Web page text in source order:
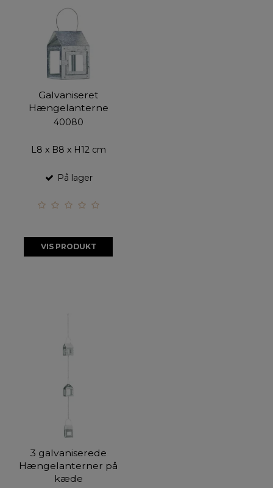
Galvaniseret
Hængelanterne
40080
L8 x B8 x H12 cm
På lager
VIS PRODUKT
3 galvaniserede
Hængelanterner på
kæde